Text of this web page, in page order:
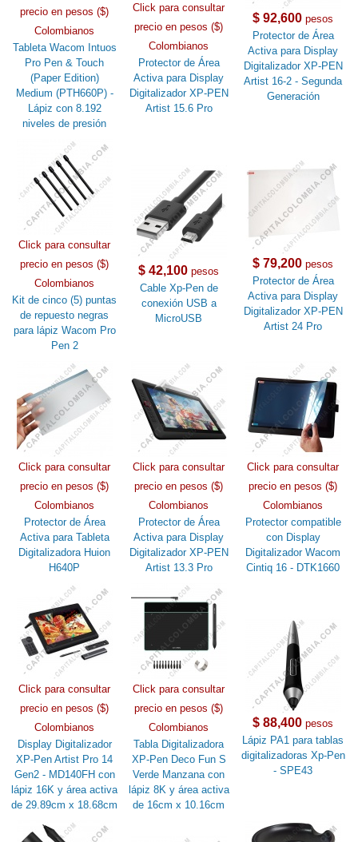
precio en pesos ($)
Colombianos
Tableta Wacom Intuos
Pro Pen & Touch
(Paper Edition)
Medium (PTH660P) -
Lápiz con 8.192
niveles de presión
Click para consultar
precio en pesos ($)
Colombianos
Protector de Área
Activa para Display
Digitalizador XP-PEN
Artist 15.6 Pro
$ 92,600 pesos
Protector de Área
Activa para Display
Digitalizador XP-PEN
Artist 16-2 - Segunda
Generación
Click para consultar
precio en pesos ($)
Colombianos
Kit de cinco (5) puntas
de repuesto negras
para lápiz Wacom Pro
Pen 2
$ 42,100 pesos
Cable Xp-Pen de
conexión USB a
MicroUSB
$ 79,200 pesos
Protector de Área
Activa para Display
Digitalizador XP-PEN
Artist 24 Pro
Click para consultar
precio en pesos ($)
Colombianos
Protector de Área
Activa para Tableta
Digitalizadora Huion
H640P
Click para consultar
precio en pesos ($)
Colombianos
Protector de Área
Activa para Display
Digitalizador XP-PEN
Artist 13.3 Pro
Click para consultar
precio en pesos ($)
Colombianos
Protector compatible
con Display
Digitalizador Wacom
Cintiq 16 - DTK1660
Click para consultar
precio en pesos ($)
Colombianos
Display Digitalizador
XP-Pen Artist Pro 14
Gen2 - MD140FH con
lápiz 16K y área activa
de 29.89cm x 18.68cm
Click para consultar
precio en pesos ($)
Colombianos
Tabla Digitalizadora
XP-Pen Deco Fun S
Verde Manzana con
lápiz 8K y área activa
de 16cm x 10.16cm
$ 88,400 pesos
Lápiz PA1 para tablas
digitalizadoras Xp-Pen
- SPE43